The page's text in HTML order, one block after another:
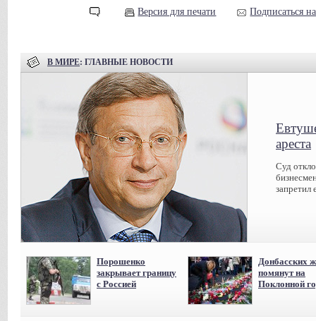
Версия для печати Подписаться
В МИРЕ: ГЛАВНЫЕ НОВОСТИ
ареста
Суд
запретил
Порошенко
закрывает границу
с Россией
Донбасских
помянут на
Поклонной